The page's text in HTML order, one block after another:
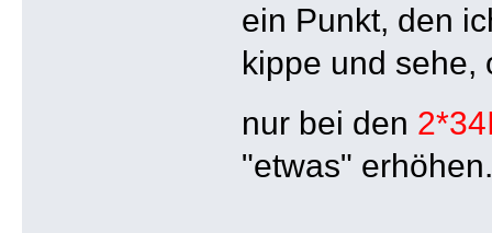
ein Punkt, den
kippe und sehe,
nur bei den
"etwas" erhöhen.